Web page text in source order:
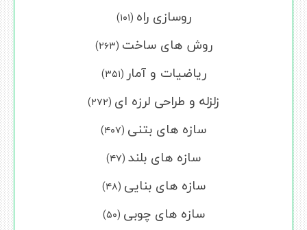
روسازی راه (۱۰۱)
روش های ساخت (۲۶۳)
ریاضیات و آمار (۳۵۱)
زلزله و طراحی لرزه ای (۲۷۲)
سازه های بتنی (۴۰۷)
سازه های بلند (۴۷)
سازه های بنایی (۴۸)
سازه های چوبی (۵۰)